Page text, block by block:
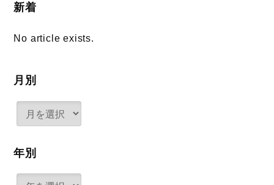
新着
No article exists.
月別
年別